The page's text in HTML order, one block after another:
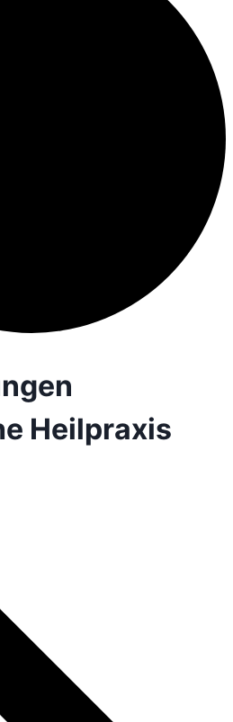
Heilpraxis